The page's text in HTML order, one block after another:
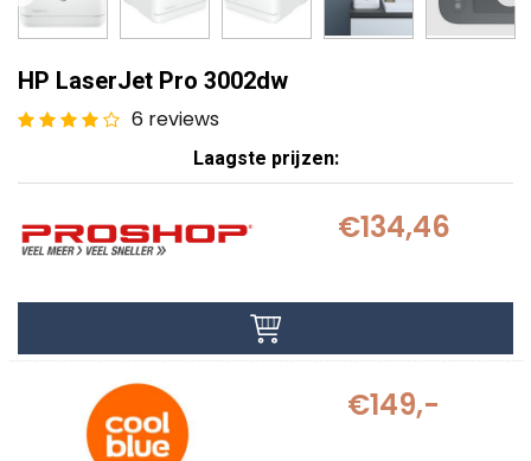
HP LaserJet Pro 3002dw
6 reviews
Laagste prijzen:
€134,46
€149,-